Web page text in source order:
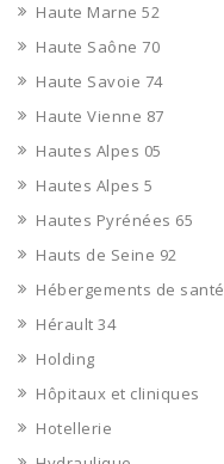
Haute Marne 52
Haute Saône 70
Haute Savoie 74
Haute Vienne 87
Hautes Alpes 05
Hautes Alpes 5
Hautes Pyrénées 65
Hauts de Seine 92
Hébergements de santé
Hérault 34
Holding
Hôpitaux et cliniques
Hotellerie